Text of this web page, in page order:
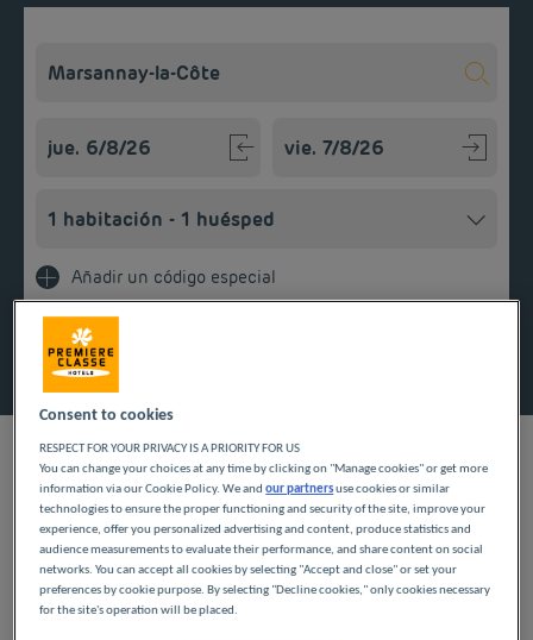
Añadir un código especial
NUESTROS HOTELES A
PRECIOS BAJOS EN
MARSANNAY
Consent to cookies
RESPECT FOR YOUR PRIVACY IS A PRIORITY FOR US
You can change your choices at any time by clicking on "Manage cookies" or get more
information via our Cookie Policy. We andour partnersuse cookies or similar
technologies to ensure the proper functioning and security of the site, improve your
experience, offer you personalized advertising and content, produce statistics and
audience measurements to evaluate their performance, and share content on social
networks. You can accept all cookies by selecting "Accept and close" or set your
preferences by cookie purpose. By selecting "Decline cookies," only cookies necessary
for the site's operation will be placed.